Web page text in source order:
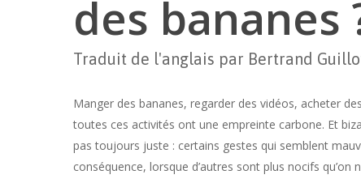
des bananes
Traduit de l'anglais par Bertrand
Manger des bananes, regarder des vidéos, acheter
toutes ces activités ont une empreinte carbone. Et
pas toujours juste : certains gestes qui semblent
conséquence, lorsque d’autres sont plus nocifs qu’on